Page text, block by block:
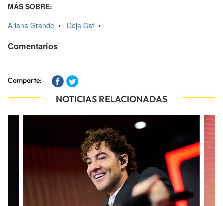
MÁS SOBRE:
Ariana Grande • Doja Cat •
Comentarios
Comparte:
NOTICIAS RELACIONADAS